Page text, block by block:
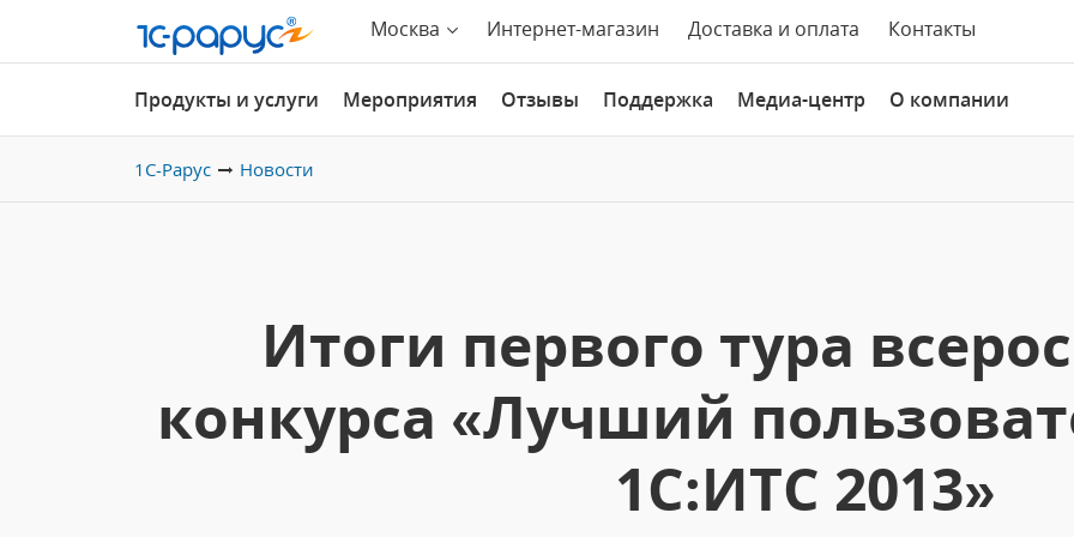
Москва Интернет-магазин Доставка и оплата Контакты
Продукты и услуги Мероприятия Отзывы Поддержка Медиа-центр О компании
1С-Рарус Новости
Итоги первого тура
конкурса «Лучший
1С:ИТС 2013»